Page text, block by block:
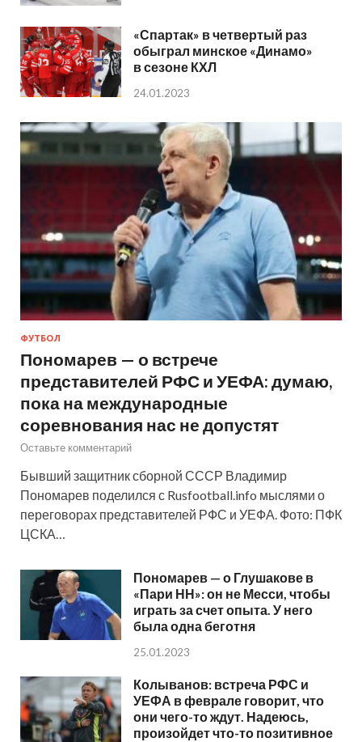
«Спартак» в четвертый раз
обыграл минское «Динамо»
в сезоне КХЛ
24.01.2023
ФУТБОЛ
Пономарев — о встрече
представителей РФС и УЕФА: думаю,
пока на международные
соревнования нас не допустят
Оставьте комментарий
Бывший защитник сборной СССР Владимир
Пономарев поделился с Rusfootball.info мыслями о
переговорах представителей РФС и УЕФА. Фото: ПФК
ЦСКА…
Пономарев — о Глушакове в
«Пари НН»: он не Месси, чтобы
играть за счет опыта. У него
была одна беготня
25.01.2023
Колыванов: встреча РФС и
УЕФА в феврале говорит, что
они чего-то ждут. Надеюсь,
произойдет что-то позитивное